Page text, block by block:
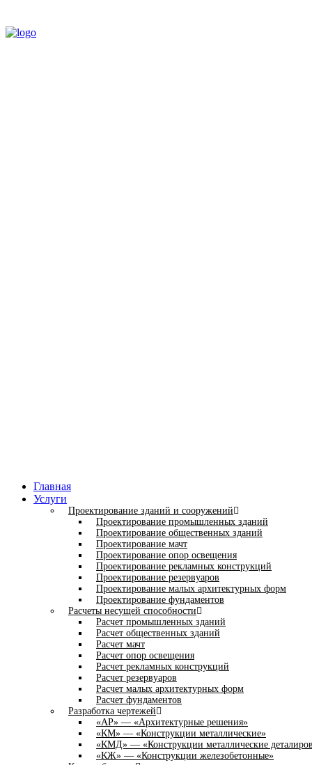
Главная
Услуги
Проектирование зданий и сооружений
Проектирование промышленных зданий
Проектирование общественных зданий
Проектирование мачт
Проектирование опор освещения
Проектирование рекламных конструкций
Проектирование резервуаров
Проектирование малых архитектурных форм
Проектирование фундаментов
Расчеты несущей способности
Расчет промышленных зданий
Расчет общественных зданий
Расчет мачт
Расчет опор освещения
Расчет рекламных конструкций
Расчет резервуаров
Расчет малых архитектурных форм
Расчет фундаментов
Разработка чертежей
«АР» — «Архитектурные решения»
«КМ» — «Конструкции металлические»
«КМД» — «Конструкции металлические
«КЖ» — «Конструкции железобетонные»